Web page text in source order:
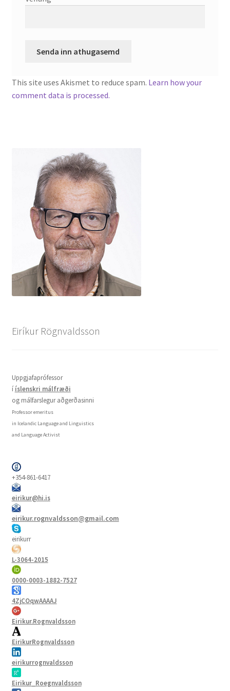
This site uses Akismet to reduce spam. Learn how your
comment data is processed.
Eiríkur Rögnvaldsson
Uppgjafaprófessor
í íslenskri málfræði
og málfarslegur aðgerðasinni
Professor emeritus
in Icelandic Language and Linguistics
and Language Activist
+354-861-6417
eirikur@hi.is
eirikur.rognvaldsson@gmail.com
eirikurr
L-3064-2015
0000-0003-1882-7527
4ZjCOqwAAAAJ
Eirikur.Rognvaldsson
EirikurRognvaldsson
eirikurrognvaldsson
Eirikur_Roegnvaldsson